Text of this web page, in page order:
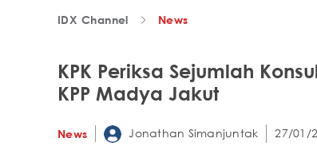
IDX Channel News
KPK Periksa Sejumlah
KPP Madya Jakut
News Jonathan Simanjuntak 27/01/